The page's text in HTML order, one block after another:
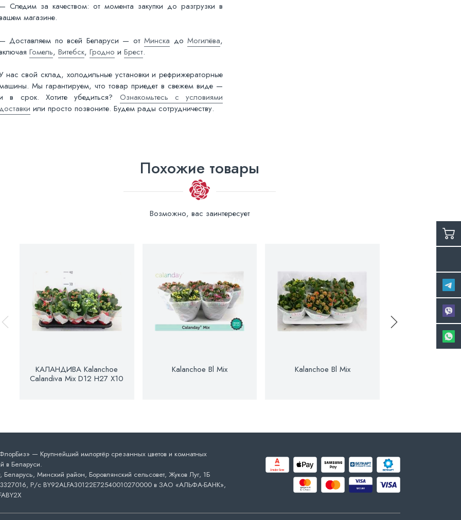
— Следим за качеством: от момента закупки до разгрузки в
магазине.
— Доставляем по всей Беларуси — отМинска доМогилёва,
Гомель, Витебск, Гродно и Брест.
нас свой склад, холодильные установки и рефрижераторные
Мы гарантируем, что товар приедет в свежем виде —
в срок. Хотите убедиться? Ознакомьтесь с условиями
или просто позвоните. Будем рады сотрудничеству.
Похожие товары
Возможно, вас заинтересует
КАЛАНДИВА Kalanchoe
Calandiva Mix D12 H27 X10
Kalanchoe Bl Mix Kalanchoe Bl Mix
— Крупнейший импортёр срезанных цветов и комнатных
в Беларуси.
Минский район, Боровлянский сельсовет, Жуков Луг, 1Б
Р/с BY92ALFA30122E72540010270000 в ЗАО «АЛЬФА-БАНК»,